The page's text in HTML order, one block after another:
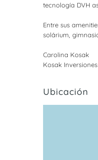
tecnología DVH
Entre sus
solárium,
Carolina Kosak
Kosak
Ubicación